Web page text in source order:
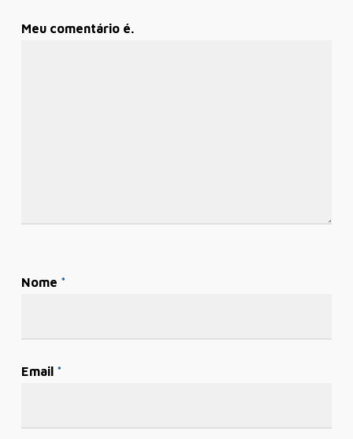
Meu comentário é.
Nome *
Email *